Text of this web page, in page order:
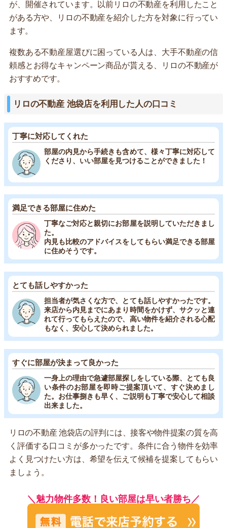
が、開催されています。以前リロの不動産を利用したこと
がある方や、リロの不動産を紹介した方を対象に行ってい
ます。
複数ある不動産屋選びに困っている人は、大手不動産の信
頼感とお得なキャンペーン商品が貰える、リロの不動産が
おすすめです。
リロの不動産 池袋店を利用した人の口コミ
丁寧に対応してくれた
部屋の内見から手続きも含めて、様々丁寧に対応して
くださり、いい部屋を見つけることができました！
満足できる部屋に住めた
丁寧なご対応と親切にお部屋を説明していただきまし
た。
内見も比較のアドバイスをしてもらい満足できる部屋
に住めそうです。
とても話しやすかった
担当者が気さくな方で、とても話しやすかったです。
来店から内見までにあまり時間をかけず、サクッと連
れて行ってもらえたので、高い物件を紹介される心配
もなく、安心して決められました。
すぐに部屋が決まって良かった
一身上の理由で急遽部屋探しをしている際、とても良
い条件のお部屋を即時ご提案頂いて、すぐ決めまし
た。お仕事捌きも早く、ご説明も丁寧で安心して相談
出来ました。
リロの不動産 池袋店の評判には、接客や物件提案の質を高
く評価する口コミが多かったです。条件に合う物件を効率
よく見つけたい方は、希望を伝えて候補を提案してもらい
ましょう。
＼魅力物件多数！良い部屋は早い者勝ち／